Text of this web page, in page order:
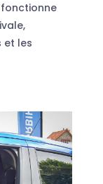
et les